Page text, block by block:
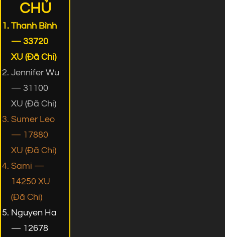
CHỦ
Thanh Bình
— 33720
XU (Đã Chi)
Jennifer Wu
— 31100
XU (Đã Chi)
Sumer Leo
— 17880
XU (Đã Chi)
Sami —
14250 XU
(Đã Chi)
Nguyen Ha
— 12678